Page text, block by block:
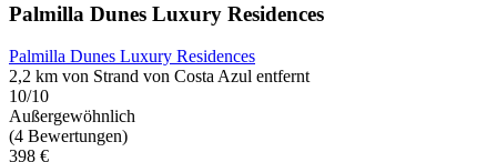
Palmilla Dunes Luxury Residences
Palmilla Dunes Luxury Residences
2,2 km von Strand von Costa Azul entfernt
10/10
Außergewöhnlich
(4 Bewertungen)
398 €